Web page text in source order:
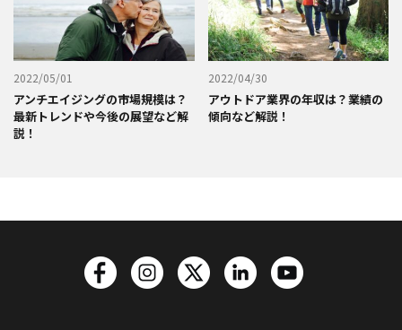
2022/05/01
アンチエイジングの市場規模は？
最新トレンドや今後の展望など解
説！
2022/04/30
アウトドア業界の年収は？業績の
傾向など解説！